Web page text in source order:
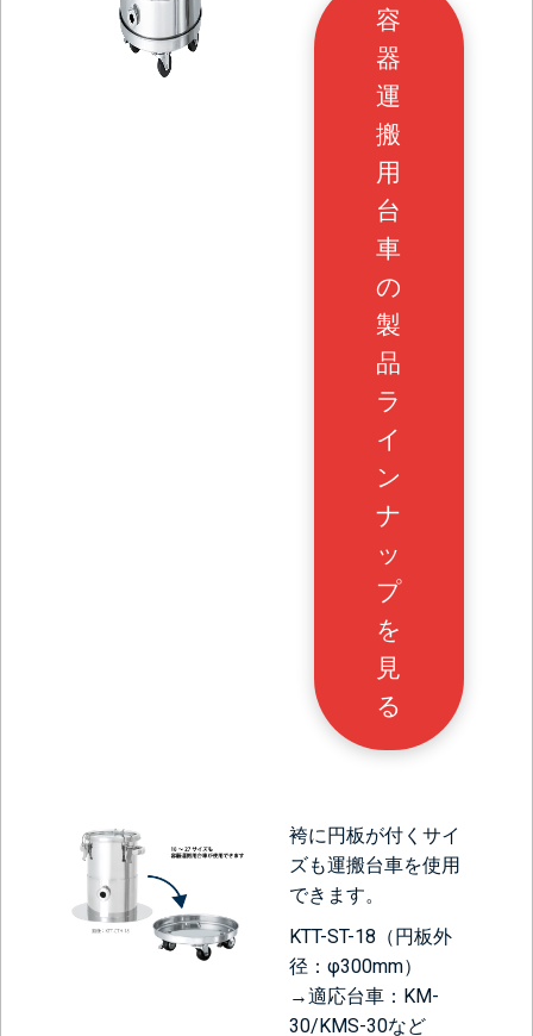
容
器
運
搬
用
台
車
の
製
品
ラ
イ
ン
ナ
ッ
プ
を
見
る
袴に円板が付くサイ
ズも運搬台車を使用
できます。
KTT-ST-18（円板外
径：φ300mm）
→適応台車：KM-
30/KMS-30など